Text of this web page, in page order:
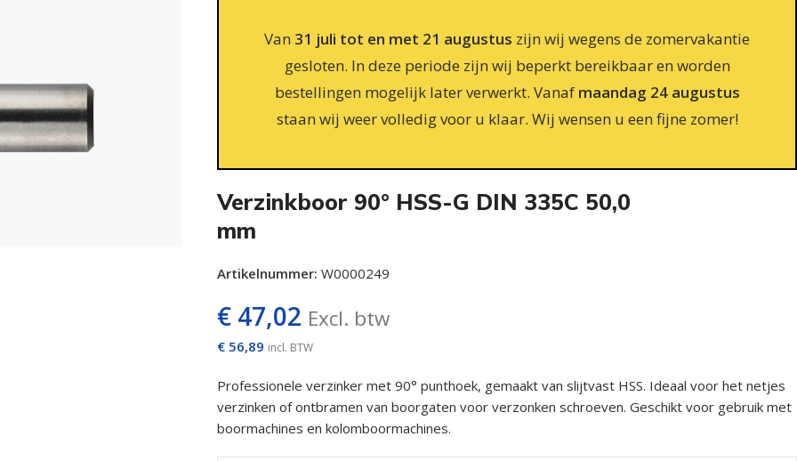
Van 31 juli tot en met 21 augustus zijn wij wegens de zomervakantie
gesloten. In deze periode zijn wij beperkt bereikbaar en worden
bestellingen mogelijk later verwerkt. Vanaf maandag 24 augustus
staan wij weer volledig voor u klaar. Wij wensen u een fijne zomer!
Verzinkboor 90° HSS-G DIN 335C 50,0
mm
Artikelnummer: W0000249
€ 47,02 Excl. btw
€ 56,89 incl. BTW
Professionele verzinker met 90° punthoek, gemaakt van slijtvast HSS. Ideaal voor het netjes
verzinken of ontbramen van boorgaten voor verzonken schroeven. Geschikt voor gebruik met
boormachines en kolomboormachines.